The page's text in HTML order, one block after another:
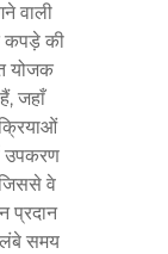
वाली
कपड़े की
योजक
जहाँ
उपकरण
वे
प्रदान
लंबे समय